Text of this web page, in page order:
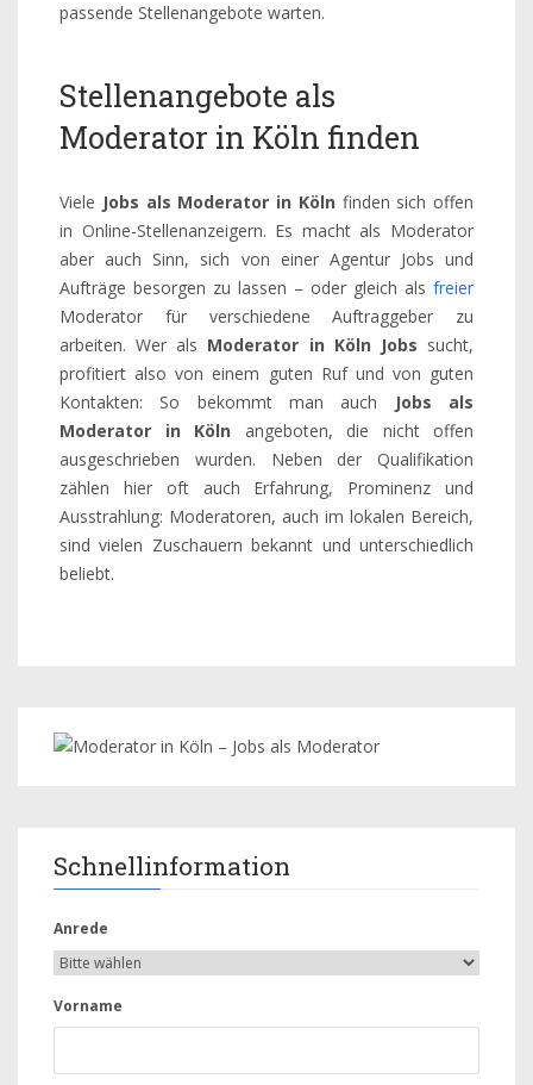
passende Stellenangebote warten.
Stellenangebote als
Moderator in Köln finden
Viele Jobs als Moderator in Köln finden sich offen
in Online-Stellenanzeigern. Es macht als Moderator
aber auch Sinn, sich von einer Agentur Jobs und
Aufträge besorgen zu lassen – oder gleich als freier
Moderator für verschiedene Auftraggeber zu
arbeiten. Wer als Moderator in Köln Jobs sucht,
profitiert also von einem guten Ruf und von guten
Kontakten: So bekommt man auch
Jobs als
Moderator in Köln angeboten, die nicht offen
ausgeschrieben wurden. Neben der Qualifikation
zählen hier oft auch Erfahrung, Prominenz und
Ausstrahlung: Moderatoren, auch im lokalen Bereich,
sind vielen Zuschauern bekannt und unterschiedlich
beliebt.
Schnellinformation
Anrede
Vorname